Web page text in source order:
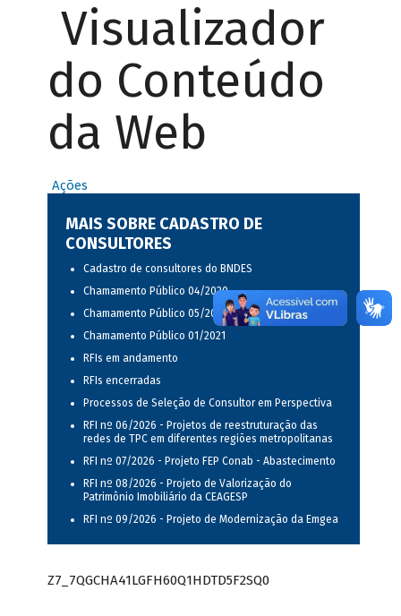
Visualizador
do Conteúdo
da Web
Ações
MAIS SOBRE CADASTRO DE
CONSULTORES
Cadastro de consultores do BNDES
Chamamento Público 04/2020
Chamamento Público 05/2020
Chamamento Público 01/2021
RFIs em andamento
RFIs encerradas
Processos de Seleção de Consultor em Perspectiva
RFI nº 06/2026 - Projetos de reestruturação das
redes de TPC em diferentes regiões metropolitanas
RFI nº 07/2026 - Projeto FEP Conab - Abastecimento
RFI nº 08/2026 - Projeto de Valorização do
Patrimônio Imobiliário da CEAGESP
RFI nº 09/2026 - Projeto de Modernização da Emgea
Z7_7QGCHA41LGFH60Q1HDTD5F2SQ0